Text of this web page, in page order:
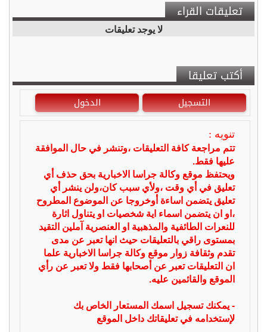
تعليقات القراء
لا يوجد تعليقات
أكتب تعليقا
التسجيل الدخول
تنويه :
تتم مراجعة كافة التعليقات ،وتنشر في حال الموافقة
عليها فقط.
ويحتفظ موقع وكالة جراسا الاخبارية بحق حذف أي
تعليق في أي وقت ،ولأي سبب كان،ولن ينشر أي
تعليق يتضمن اساءة أوخروجا عن الموضوع المطروح
،او ان يتضمن اسماء اية شخصيات او يتناول اثارة
للنعرات الطائفية والمذهبية او العنصرية آملين التقيد
بمستوى راقي بالتعليقات حيث انها تعبر عن مدى
تقدم وثقافة زوار موقع وكالة جراسا الاخبارية علما
ان التعليقات تعبر عن أصحابها فقط ولا تعبر عن رأي
الموقع والقائمين عليه.
- يمكنك تسجيل اسمك المستعار الخاص بك
لإستخدامه في تعليقاتك داخل الموقع